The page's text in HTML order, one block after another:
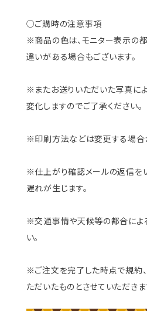
○ご購時の注意事項
※商品の色は、モニター表示の
違いがある場合もございます。
※またお送りいただいた写真に
変化しますのでご了承ください。
※印刷方法などは変更する場合
※仕上がり確認メールの返信を
遅れが生じます。
※交通事情や天候等の都合によ
い。
※ご注文を完了した時点で規約
ただいたものとさせていただきま